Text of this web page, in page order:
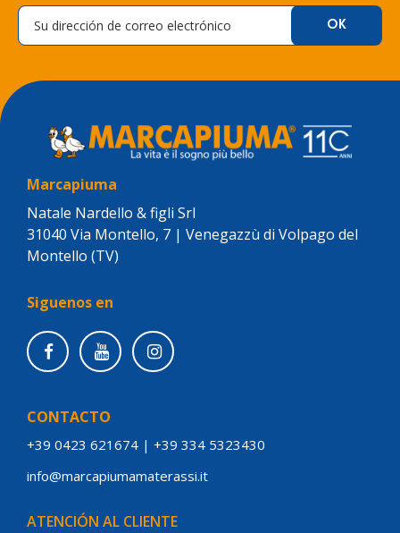
Marcapiuma
Natale Nardello & figli Srl
31040 Via Montello, 7 | Venegazzù di Volpago del
Montello (TV)
Siguenos en
CONTACTO
+39 0423 621674 | +39 334 5323430
info@marcapiumamaterassi.it
ATENCIÓN AL CLIENTE